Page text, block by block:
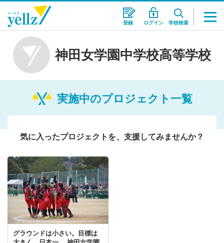
登録 ログイン 学校検索
神田女学園中学校高等学校
実施中のプロジェクト一覧
気に入ったプロジェクトを、支援してみませんか？
グラウンドは小さい。目標は